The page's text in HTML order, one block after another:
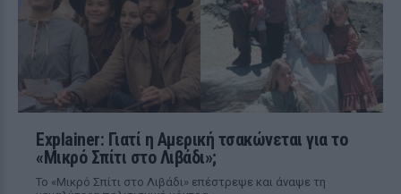
Explainer: Γιατί η Αμερική τσακώνεται για το
«Μικρό Σπίτι στο Λιβάδι»;
Το «Μικρό Σπίτι στο Λιβάδι» επέστρεψε και άναψε τη